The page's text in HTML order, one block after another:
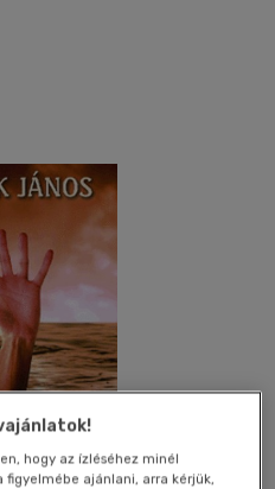
hogy az ízléséhez minél
ajánlani, arra kérjük,